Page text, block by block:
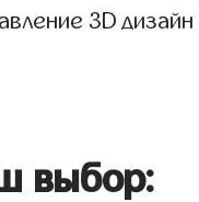
3D дизайн
выбор: